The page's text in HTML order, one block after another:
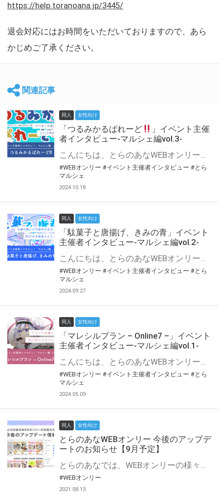
https://help.toranoana.jp/3445/
退会対応にはお時間をいただいておりますので、あら
かじめご了承ください。
関連記事
同人 女性向け
「つるみかるぱれーど
」イベント主催
者インタビュー-マルシェ編vol.3-
こんにちは、とらのあなWEBオンリー運営スタッフです。 新たにお届けする、イベント主催者インタビュー-マルシェ編-は、 とらのあなWEBオンリー「マルシェ」をご利用した主催様に 「マルシェ」を使って開催した感想や心がけをお聞きする企画です。 今回は、WEBオンリー初開催「つるみかるぱれーど
#WEBオンリー #イベント主催者インタビュー #とら
マルシェ
2024.10.18
同人 女性向け
「駄菓子と唐揚げ、きみの青」イベント
主催者インタビュー-マルシェ編vol.2-
こんにちは、とらのあなWEBオンリー運営スタッフです。 新たにお届けする、イベント主催者インタビュー-マルシェ編-は、 とらのあなWEBオンリー「マルシェ」をご利用の主催様に 「マルシェ」を使ってイベントを開催した感想や心がけをお聞きする企画です。 今回は、WEBオンリー初開催「駄菓子と唐揚げ、きみの青」より、 主催のぎこ六屋様にお話を伺いました。 協力：ぎこ六屋様／イベント公式Twitter（@krkgwks） とらのあなWEBオンリー「マルシェ」とは？ WEBオンリーでリアルタイムでコミュニケーションがとれるオンライン会場です。
#WEBオンリー #イベント主催者インタビュー #とら
マルシェ
2024.09.27
同人 女性向け
「マレシルプラン – Online7 –」イベント
主催者インタビュー-マルシェ編vol.1-
こんにちは、とらのあなWEBオンリー運営スタッフです。 新たにお届けする、イベント主催者インタビュー-マルシェ編-は、 とらのあなWEBオンリー「マルシェ」をご利用した主催様に 「マルシェ」を使って開催した感想や心がけをお聞きする企画です。 今回は、WEBオンリー開催7回目迎えた「マレシルプラン – Online7 –」より、 主催の玉川うた様にお話を伺いました。 ▼マレシルプランのインタビュー前回記事 「イベント主催者インタビュー vol.6」はこちら 協力：玉川うた様（マレシルプラン実行委員会 代表）／イベント公式Twitter（@mallesil_plan） とらのあなWEBオンリー「マルシェ」とは？ WEBオンリーでリアルタイムでコミュニケーションがとれるオンライン会場です。
#WEBオンリー #イベント主催者インタビュー #とら
マルシェ
2024.05.09
同人 女性向け
とらのあなWEBオンリー 今後のアップデ
ートのお知らせ【9月予定】
とらのあなでは、WEBオンリーの様々な支援を実施しています。 今回は2021年9月に実装を予定しているアップデート情報についてご紹介いたします。 とらのあなWEBオンリーサイトはこちら
#WEBオンリー
2021.08.13